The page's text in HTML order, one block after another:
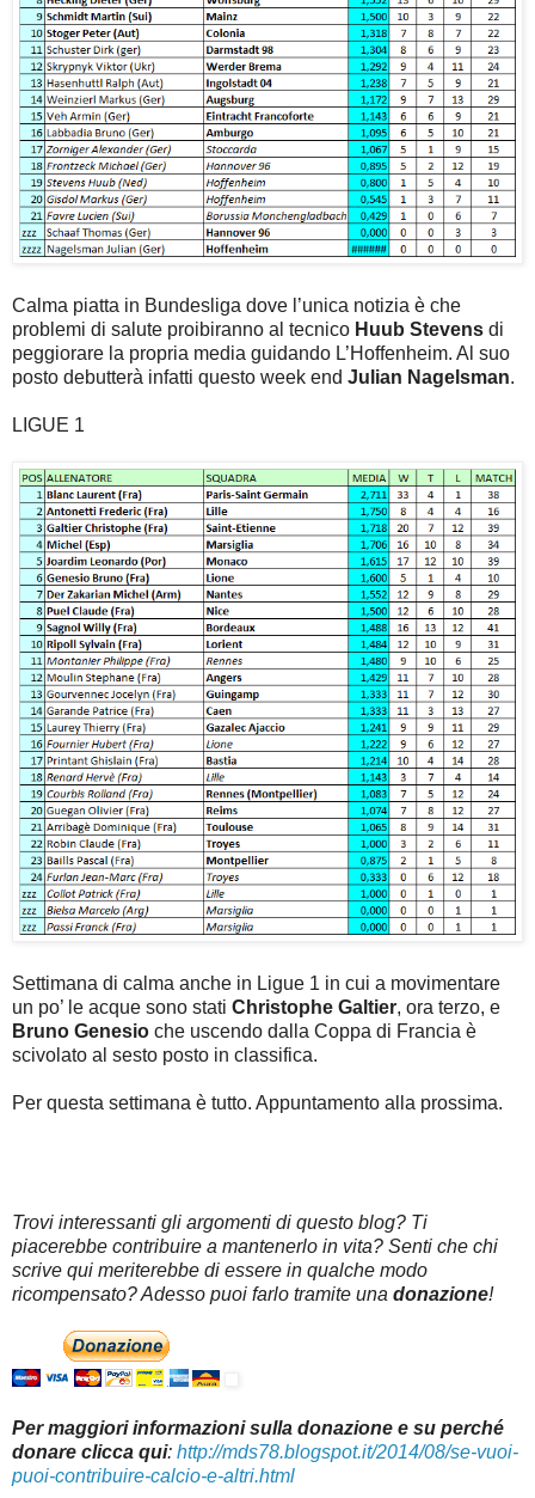
Calma piatta in Bundesliga dove l’unica notizia è che
problemi di salute proibiranno al tecnico Huub Stevens di
peggiorare la propria media guidando L’Hoffenheim. Al suo
posto debutterà infatti questo week end Julian Nagelsman.
LIGUE 1
Settimana di calma anche in Ligue 1 in cui a movimentare
un po’ le acque sono stati Christophe Galtier, ora terzo, e
Bruno Genesio che uscendo dalla Coppa di Francia è
scivolato al sesto posto in classifica.
Per questa settimana è tutto. Appuntamento alla prossima.
Trovi interessanti gli argomenti di questo blog? Ti
piacerebbe contribuire a mantenerlo in vita? Senti che chi
scrive qui meriterebbe di essere in qualche modo
ricompensato? Adesso puoi farlo tramite una donazione!
Per maggiori informazioni sulla donazione e su perché
donare clicca qui: http://mds78.blogspot.it/2014/08/se-vuoi-
puoi-contribuire-calcio-e-altri.html